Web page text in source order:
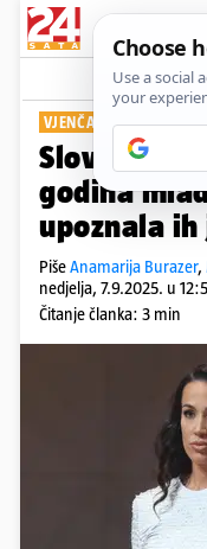
VJENČANJE GODINE
Slovenski
godina
upoznala
PišeAnamarija Burazer,
nedjelja, 7.9.2025. u
Čitanje članka: 3 min